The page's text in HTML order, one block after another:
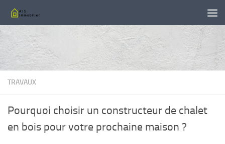
Skip to content
TRAVAUX
Pourquoi choisir un constructeur de chalet
en bois pour votre prochaine maison ?